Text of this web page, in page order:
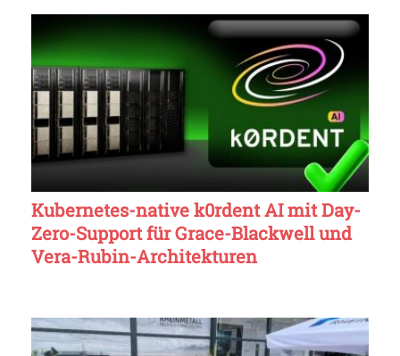
Kubernetes-native k0rdent AI mit Day-
Zero-Support für Grace-Blackwell und
Vera-Rubin-Architekturen